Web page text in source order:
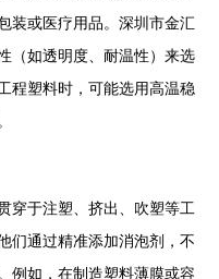
装或医疗用品。深圳市金汇
（如透明度、耐温性）来选
程塑料时，可能选用高温稳
穿于注塑、挤出、吹塑等工
们通过精准添加消泡剂，不
例如，在制造塑料薄膜或容